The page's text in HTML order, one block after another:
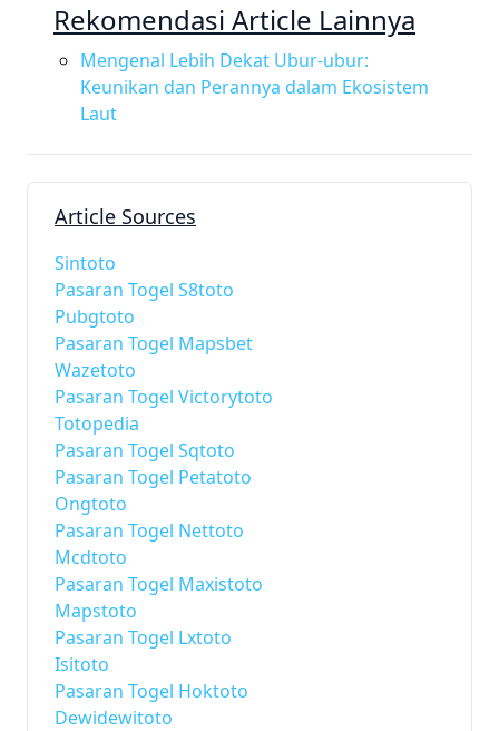
Rekomendasi Article Lainnya
Mengenal Lebih Dekat Ubur-ubur:
Keunikan dan Perannya dalam Ekosistem
Laut
Article Sources
Sintoto
Pasaran Togel S8toto
Pubgtoto
Pasaran Togel Mapsbet
Wazetoto
Pasaran Togel Victorytoto
Totopedia
Pasaran Togel Sqtoto
Pasaran Togel Petatoto
Ongtoto
Pasaran Togel Nettoto
Mcdtoto
Pasaran Togel Maxistoto
Mapstoto
Pasaran Togel Lxtoto
Isitoto
Pasaran Togel Hoktoto
Dewidewitoto